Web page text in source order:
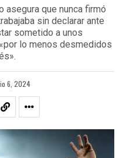
asegura que nunca firmó
sin declarar ante
sometido a unos
lo menos desmedidos
6, 2024